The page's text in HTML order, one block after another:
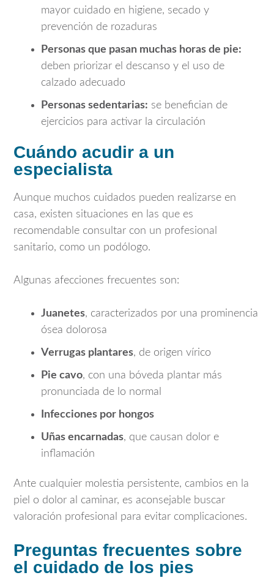
mayor cuidado en higiene, secado y
prevención de rozaduras
Personas que pasan muchas horas de pie:
deben priorizar el descanso y el uso de
calzado adecuado
Personas sedentarias: se benefician de
ejercicios para activar la circulación
Cuándo acudir a un
especialista
Aunque muchos cuidados pueden realizarse en
casa, existen situaciones en las que es
recomendable consultar con un profesional
sanitario, como un podólogo.
Algunas afecciones frecuentes son:
Juanetes, caracterizados por una prominencia
ósea dolorosa
Verrugas plantares, de origen vírico
Pie cavo, con una bóveda plantar más
pronunciada de lo normal
Infecciones por hongos
Uñas encarnadas, que causan dolor e
inflamación
Ante cualquier molestia persistente, cambios en la
piel o dolor al caminar, es aconsejable buscar
valoración profesional para evitar complicaciones.
Preguntas frecuentes sobre
el cuidado de los pies